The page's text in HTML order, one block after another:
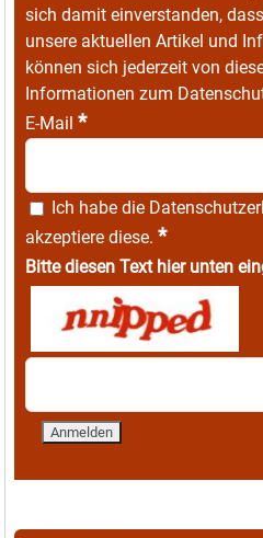
sich damit einverstanden,
unsere aktuellen Artikel und
können sich jederzeit von
Informationen zum
E-Mail *
Ich habe die
akzeptiere diese. *
Bitte diesen Text hier unten